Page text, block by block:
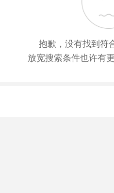
抱歉，没有找到符
放宽搜索条件也许有